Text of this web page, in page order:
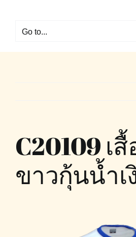
contentGo to...
C20109 เ
ขาวกุ้นน้ำเ